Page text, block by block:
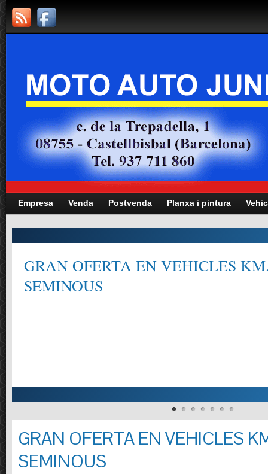
Empresa Venda Postvenda Planxa i pintura
GRAN OFERTA EN VEHICLES
SEMINOUS
GRAN OFERTA EN VEHICLES
SEMINOUS